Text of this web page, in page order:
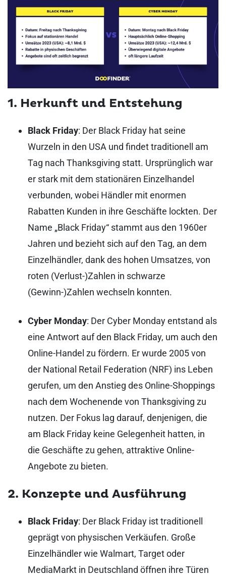
1. Herkunft und Entstehung
Black Friday: Der Black Friday hat seine
Wurzeln in den USA und findet traditionell am
Tag nach Thanksgiving statt. Ursprünglich war
er stark mit dem stationären Einzelhandel
verbunden, wobei Händler mit enormen
Rabatten Kunden in ihre Geschäfte lockten. Der
Name „Black Friday“ stammt aus den 1960er
Jahren und bezieht sich auf den Tag, an dem
Einzelhändler, dank des hohen Umsatzes, von
roten (Verlust-)Zahlen in schwarze
(Gewinn-)Zahlen wechseln konnten.
Cyber Monday: Der Cyber Monday entstand als
eine Antwort auf den Black Friday, um auch den
Online-Handel zu fördern. Er wurde 2005 von
der National Retail Federation (NRF) ins Leben
gerufen, um den Anstieg des Online-Shoppings
nach dem Wochenende von Thanksgiving zu
nutzen. Der Fokus lag darauf, denjenigen, die
am Black Friday keine Gelegenheit hatten, in
die Geschäfte zu gehen, attraktive Online-
Angebote zu bieten.
2. Konzepte und Ausführung
Black Friday: Der Black Friday ist traditionell
geprägt von physischen Verkäufen. Große
Einzelhändler wie Walmart, Target oder
MediaMarkt in Deutschland öffnen ihre Türen